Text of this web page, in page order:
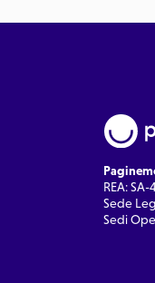
REA:
Sede
Sedi